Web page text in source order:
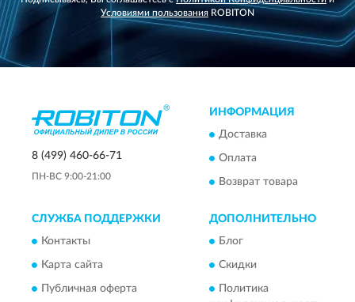
Условиями пользования ROBITON
8 (499) 460-66-71
ПН-ВС 9:00-21:00
ИНФОРМАЦИЯ
Доставка
Оплата
Возврат товара
СЛУЖБА ПОДДЕРЖКИ
Контакты
Карта сайта
Публичная оферта
ДОПОЛНИТЕЛЬНО
Блог
Скидки
Политика